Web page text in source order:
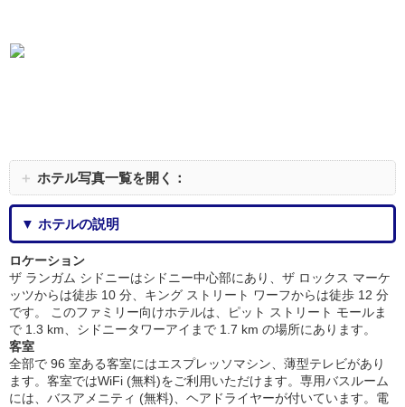
＋ ホテル写真一覧を開く：
▼ ホテルの説明
ロケーション
ザ ランガム シドニーはシドニー中心部にあり、ザ ロックス マーケ
ッツからは徒歩 10 分、キング ストリート ワーフからは徒歩 12 分
です。 このファミリー向けホテルは、ピット ストリート モールま
で 1.3 km、シドニータワーアイまで 1.7 km の場所にあります。
客室
全部で 96 室ある客室にはエスプレッソマシン、薄型テレビがあり
ます。客室ではWiFi (無料)をご利用いただけます。専用バスルーム
には、バスアメニティ (無料)、ヘアドライヤーが付いています。電